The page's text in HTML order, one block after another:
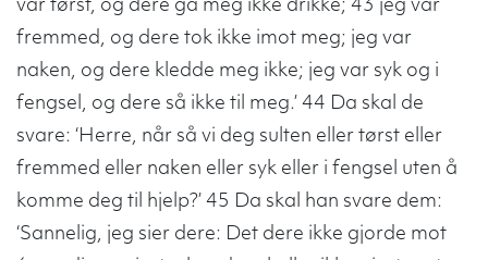
var tørst, og dere ga meg ikke drikke; 43 jeg var
fremmed, og dere tok ikke imot meg; jeg var
naken, og dere kledde meg ikke; jeg var syk og i
fengsel, og dere så ikke til meg.’ 44 Da skal de
svare: ‘Herre, når så vi deg sulten eller tørst eller
fremmed eller naken eller syk eller i fengsel uten å
komme deg til hjelp?’ 45 Da skal han svare dem:
‘Sannelig, jeg sier dere: Det dere ikke gjorde mot